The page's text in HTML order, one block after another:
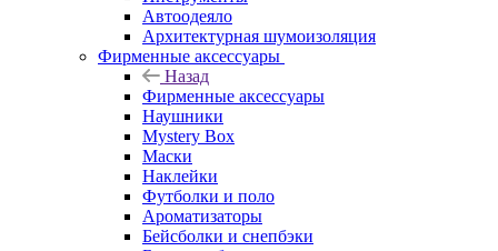
Автоодеяло
Архитектурная шумоизоляция
Фирменные аксессуары
Назад
Фирменные аксессуары
Наушники
Mystery Box
Маски
Наклейки
Футболки и поло
Ароматизаторы
Бейсболки и снепбэки